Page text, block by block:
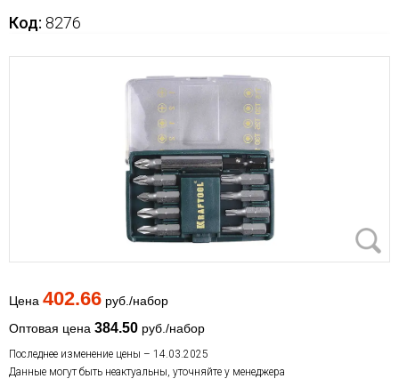
Код: 8276
Цена 402.66 руб./набор
Оптовая цена 384.50 руб./набор
Последнее изменение цены – 14.03.2025
Данные могут быть неактуальны, уточняйте у менеджера